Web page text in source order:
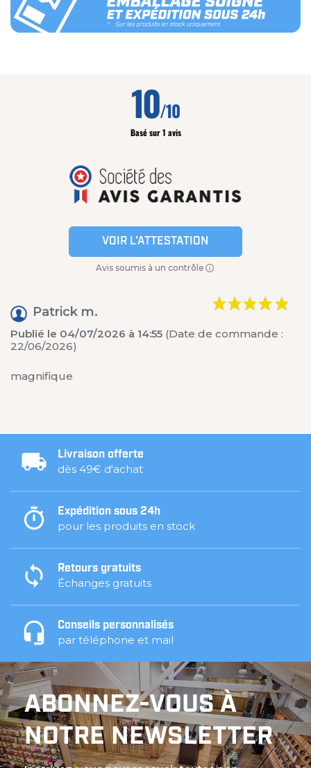
10/10
Basé sur 1 avis
VOIR L'ATTESTATION
Avis soumis à un contrôle
Patrick m.
Publié le 04/07/2026 à 14:55 (Date de commande :
22/06/2026)
magnifique
Livraison offerte
dès 49€ d'achat
Expédition sous 24h
pour les produits en stock
Retours gratuits
Échanges gratuits
Conseils personnalisés
par téléphone et mail
ABONNEZ-VOUS À
NOTRE NEWSLETTER